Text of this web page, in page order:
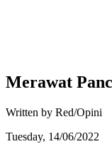
Merawat
Written by Red/Opini
Tuesday, 14/06/2022